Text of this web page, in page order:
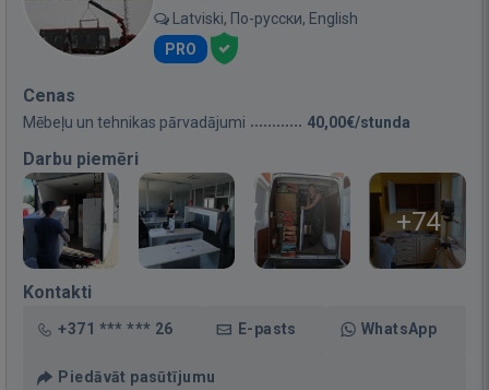
Latviski, По-русски, English
PRO
Cenas
Mēbeļu un tehnikas pārvadājumi 40,00€/stunda
Darbu piemēri
+74
Kontakti
+371 *** *** 26 E-pasts WhatsApp
Piedāvāt pasūtījumu